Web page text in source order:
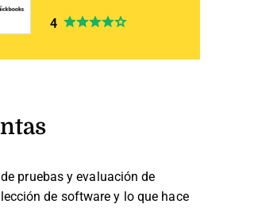
4
pruebas y evaluación de
de software y lo que hace